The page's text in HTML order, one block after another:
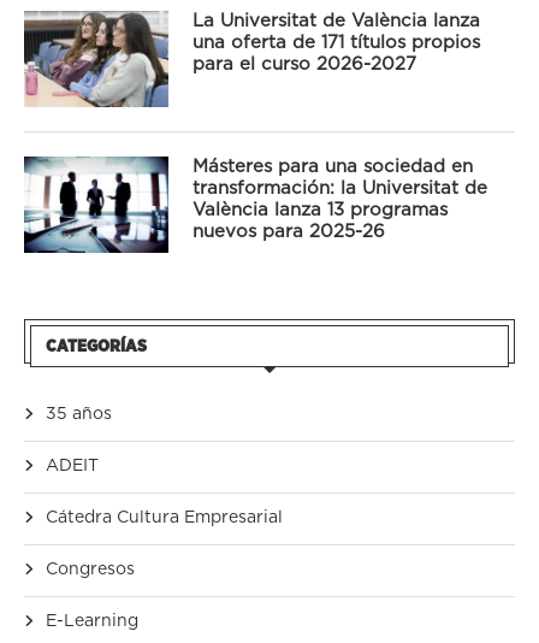
La Universitat de València lanza
una oferta de 171 títulos propios
para el curso 2026-2027
Másteres para una sociedad en
transformación: la Universitat de
València lanza 13 programas
nuevos para 2025-26
CATEGORÍAS
35 años
ADEIT
Cátedra Cultura Empresarial
Congresos
E-Learning